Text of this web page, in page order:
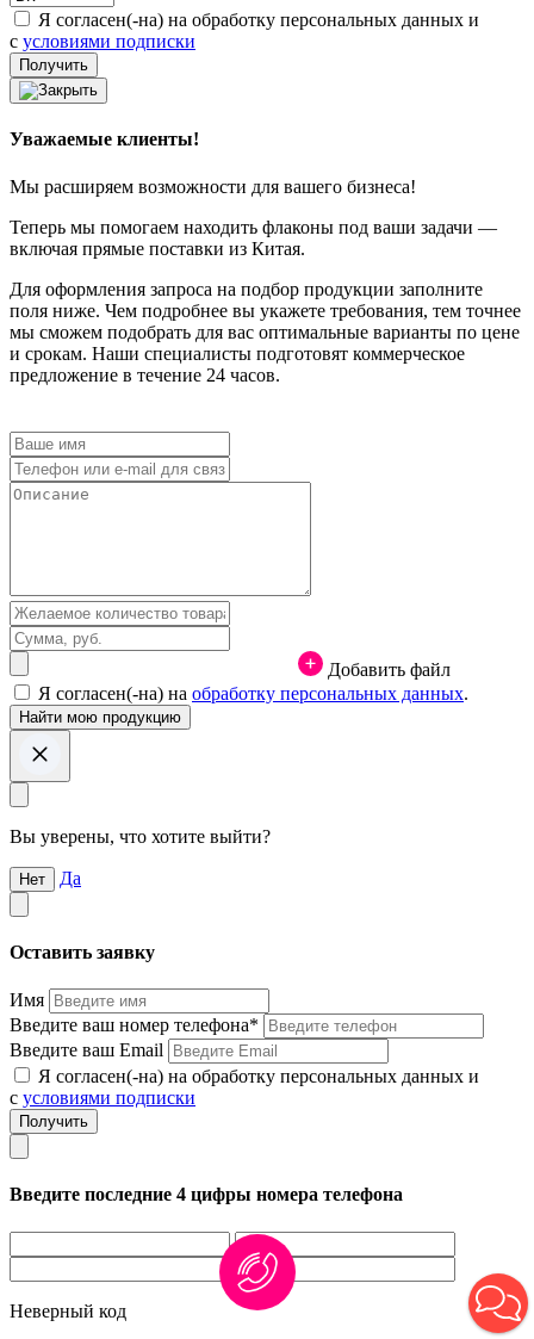
Я согласен(-на) на обработку персональных данных и
с условиями подписки
Уважаемые клиенты!
Мы расширяем возможности для вашего бизнеса!
Теперь мы помогаем находить флаконы под ваши задачи —
включая прямые поставки из Китая.
Для оформления запроса на подбор продукции заполните
поля ниже. Чем подробнее вы укажете требования, тем точнее
мы сможем подобрать для вас оптимальные варианты по цене
и срокам. Наши специалисты подготовят коммерческое
предложение в течение 24 часов.
Добавить файл
Я согласен(-на) на обработку персональных данных.
Вы уверены, что хотите выйти?
Нет Да
Оставить заявку
Имя
Введите ваш номер телефона*
Введите ваш Email
Я согласен(-на) на обработку персональных данных и
с условиями подписки
Введите последние 4 цифры номера телефона
Неверный код